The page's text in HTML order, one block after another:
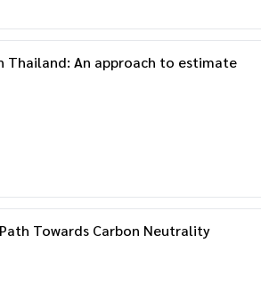
Thailand: An approach to estimate
Towards Carbon Neutrality